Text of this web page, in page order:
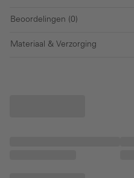
Beoordelingen (0)
Materiaal & Verzorging